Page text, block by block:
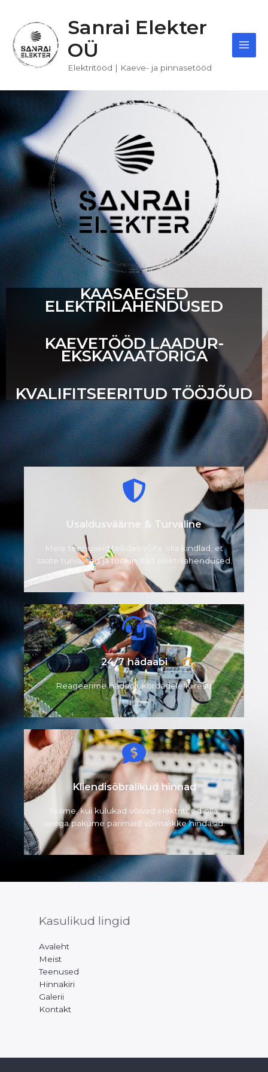
content
Sanrai Elekter
OÜ
Elektritööd | Kaeve- ja pinnasetööd
KAASAEGSED
ELEKTRILAHENDUSED
KAEVETÖÖD LAADUR-
EKSKAVAATORIGA
KVALIFITSEERITUD TÖÖJÕUD
Usaldusväärne & Turvaline
Meie teenuseid tellides võite olla kindlad, et
saate turvalised ja töökindlad elektrilahendused.
24/7 hädaabi
Reageerimehädaolukordadele kiiresti.
Kliendisõbralikud hinnad
Teame, kui kulukad võivad elektritööd olla,
seega pakume parimaid võimalikke hindasid.
Kasulikud lingid
Avaleht
Meist
Teenused
Hinnakiri
Galerii
Kontakt